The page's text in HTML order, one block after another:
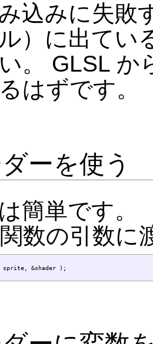
込みに失敗
）に出てい
。 GLSL
はずです。
ーを使う
簡単です。
数の引数に